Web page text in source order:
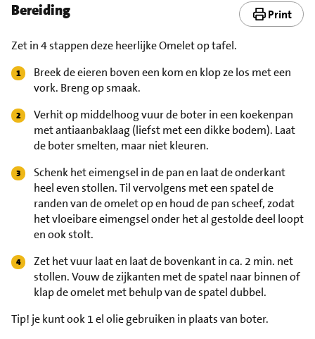
Bereiding Print
Zet in 4 stappen deze heerlijke Omelet op tafel.
Breek de eieren boven een kom en klop ze los met een
vork. Breng op smaak.
Verhit op middelhoog vuur de boter in een koekenpan
met antiaanbaklaag (liefst met een dikke bodem). Laat
de boter smelten, maar niet kleuren.
Schenk het eimengsel in de pan en laat de onderkant
heel even stollen. Til vervolgens met een spatel de
randen van de omelet op en houd de pan scheef, zodat
het vloeibare eimengsel onder het al gestolde deel loopt
en ook stolt.
Zet het vuur laat en laat de bovenkant in ca. 2 min. net
stollen. Vouw de zijkanten met de spatel naar binnen of
klap de omelet met behulp van de spatel dubbel.
Tip! je kunt ook 1 el olie gebruiken in plaats van boter.